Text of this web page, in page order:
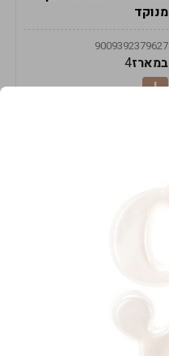
מנוקד
9009392379627
במארז4
במלאי
19ס"מ -לבן מנוקד